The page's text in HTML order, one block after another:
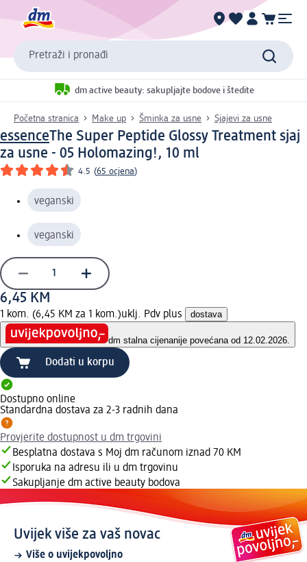
Pretraži i pronađi
dm active beauty: sakupljajte bodove i štedite
Početna stranica Make up Šminka za usne Sjajevi za usne
essenceThe Super Peptide Glossy Treatment sjaj
za usne - 05 Holomazing!, 10 ml
4.5 (65 ocjena)
veganski
veganski
6,45 KM
1 kom. (6,45 KM za 1 kom.)uklj. Pdv plus dostava
dm stalna cijenanije povećana od 12.02.2026.
Dodati u korpu
Dostupno online
Standardna dostava za 2-3 radnih dana
Provjerite dostupnost u dm trgovini
Besplatna dostava s Moj dm računom iznad 70 KM
Isporuka na adresu ili u dm trgovinu
Sakupljanje dm active beauty bodova
Uvijek više za vaš novac
Više o uvijekpovoljno